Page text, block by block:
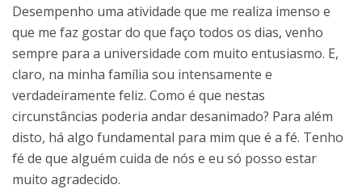
Desempenho uma atividade que me realiza imenso e
que me faz gostar do que faço todos os dias, venho
sempre para a universidade com muito entusiasmo. E,
claro, na minha família sou intensamente e
verdadeiramente feliz. Como é que nestas
circunstâncias poderia andar desanimado? Para além
disto, há algo fundamental para mim que é a fé. Tenho
fé de que alguém cuida de nós e eu só posso estar
muito agradecido.